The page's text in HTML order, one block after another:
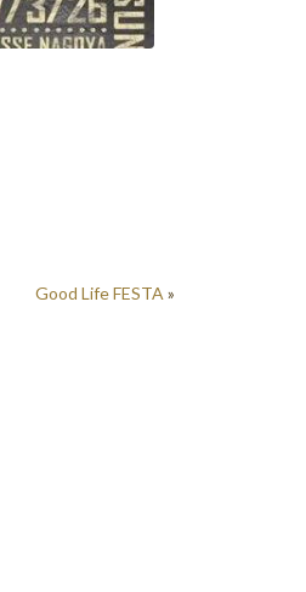
Good Life FESTA »